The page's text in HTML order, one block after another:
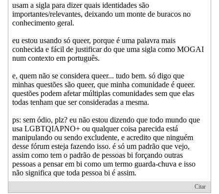
usam a sigla para dizer quais identidades são
importantes/relevantes, deixando um monte de buracos no
conhecimento geral.
eu estou usando só queer, porque é uma palavra mais
conhecida e fácil de justificar do que uma sigla como MOGAI
num contexto em português.
e, quem não se considera queer... tudo bem. só digo que
minhas questões são queer, que minha comunidade é queer.
questões podem afetar múltiplas comunidades sem que elas
todas tenham que ser consideradas a mesma.
ps: sem ódio, plz? eu não estou dizendo que todo mundo que
usa LGBTQIAPNO+ ou qualquer coisa parecida está
manipulando ou sendo excludente, e acredito que ninguém
desse fórum esteja fazendo isso. é só um padrão que vejo,
assim como tem o padrão de pessoas bi forçando outras
pessoas a pensar em bi como um termo guarda-chuva e isso
não significa que toda pessoa bi é assim.
Citar